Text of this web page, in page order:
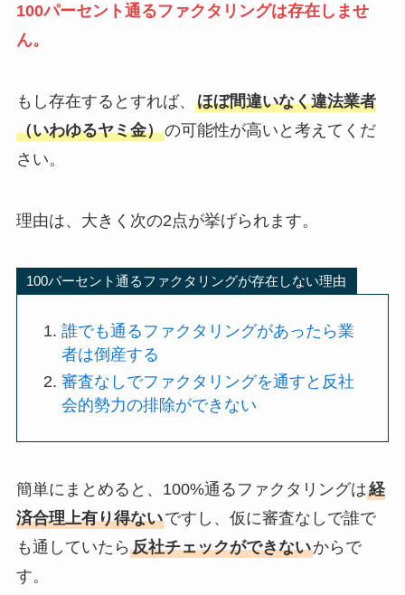
100パーセント通るファクタリングは存在しませ
ん。
もし存在するとすれば、 ほぼ間違いなく違法業者
（いわゆるヤミ金）の可能性が高いと考えてくだ
さい。
理由は、大きく次の2点が挙げられます。
100パーセント通るファクタリングが存在しない理由
誰でも通るファクタリングがあったら業
者は倒産する
審査なしでファクタリングを通すと反社
会的勢力の排除ができない
簡単にまとめると、100%通るファクタリングは経
済合理上有り得ないですし、仮に審査なしで誰で
も通していたら 反社チェックができないからで
す。